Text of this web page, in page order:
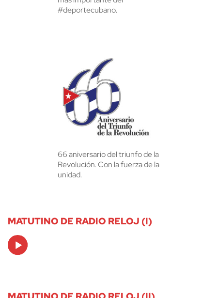
#deportecubano.
66 aniversario del triunfo de la
Revolución. Con la fuerza de la
unidad.
MATUTINO DE RADIO RELOJ (I)
Audio
Player